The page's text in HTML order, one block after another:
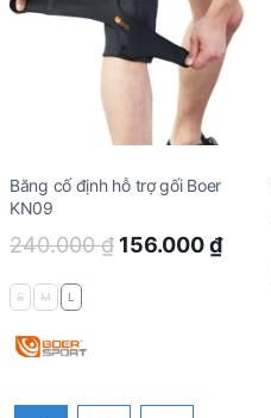
Băng cố định hỗ trợ gối Boer
KN09
240.000₫ Original
156.000₫
S M L